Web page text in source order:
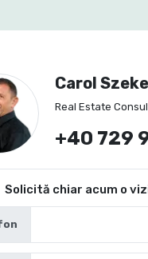
Carol
Real Estate
+40 729
Solicită chiar acum o